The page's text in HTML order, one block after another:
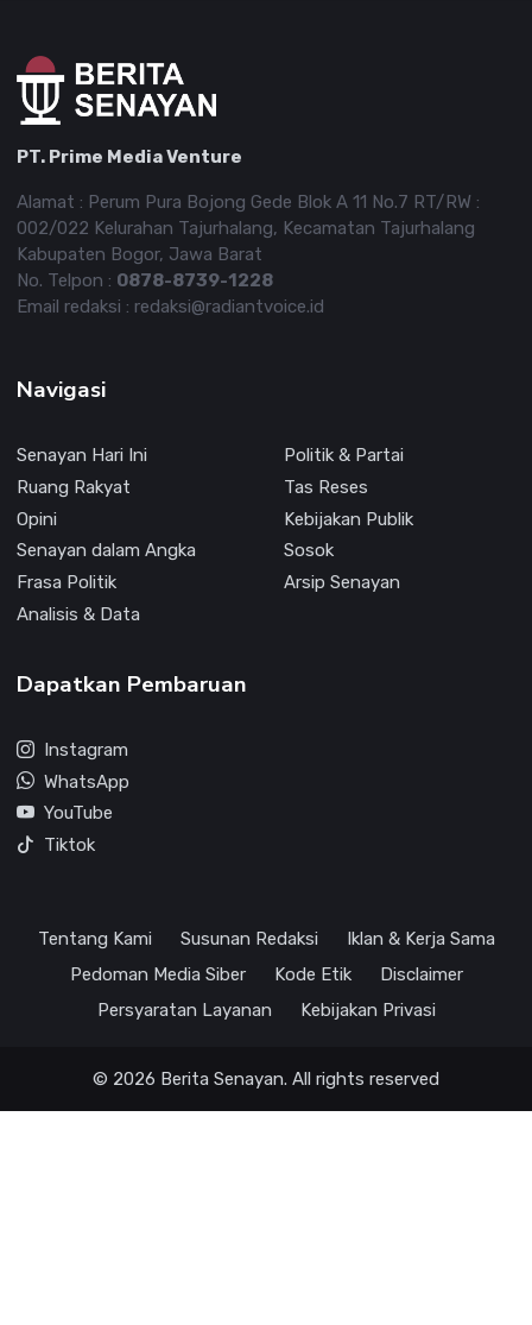
PT. Prime Media Venture
Alamat : Perum Pura Bojong Gede Blok A 11 No.7 RT/RW :
002/022 Kelurahan Tajurhalang, Kecamatan Tajurhalang
Kabupaten Bogor, Jawa Barat
No. Telpon : 0878-8739-1228
Email redaksi : redaksi@radiantvoice.id
Navigasi
Senayan Hari Ini
Politik & Partai
Ruang Rakyat
Tas Reses
Opini
Kebijakan Publik
Senayan dalam Angka
Sosok
Frasa Politik
Arsip Senayan
Analisis & Data
Dapatkan Pembaruan
Instagram
WhatsApp
YouTube
Tiktok
Tentang Kami Susunan Redaksi
Iklan & Kerja Sama
Pedoman Media Siber
Kode Etik
Disclaimer
Persyaratan Layanan
Kebijakan Privasi
© 2026 Berita Senayan. All rights reserved